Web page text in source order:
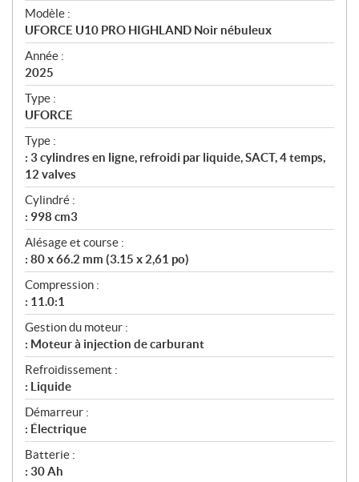
é
c
i
f
i
c
a
t
i
o
n
s
Modèle :
UFORCE U10 PRO HIGHLAND Noir nébuleux
Année :
2025
Type :
UFORCE
Type :
: 3 cylindres en ligne, refroidi par liquide, SACT, 4 temps,
12 valves
Cylindré :
: 998 cm3
Alésage et course :
: 80 x 66.2 mm (3.15 x 2,61 po)
Compression :
: 11.0:1
Gestion du moteur :
: Moteur à injection de carburant
Refroidissement :
: Liquide
Démarreur :
: Électrique
Batterie :
: 30 Ah